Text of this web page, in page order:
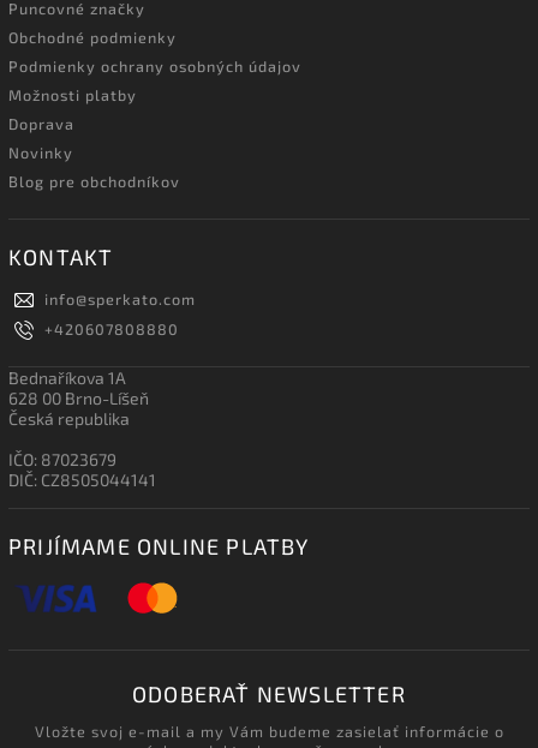
Puncovné značky
Obchodné podmienky
Podmienky ochrany osobných údajov
Možnosti platby
Doprava
Novinky
Blog pre obchodníkov
KONTAKT
info@sperkato.com
+420607808880
Bednaříkova 1A
628 00 Brno-Líšeň
Česká republika
IČO: 87023679
DIČ: CZ8505044141
PRIJÍMAME ONLINE PLATBY
ODOBERAŤ NEWSLETTER
Vložte svoj e-mail a my Vám budeme zasielať informácie o